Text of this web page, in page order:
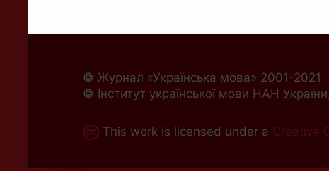
© Журнал «Українська мова» 2001-2021
© Інститут української мови НАН
This work is licensed under a Creative